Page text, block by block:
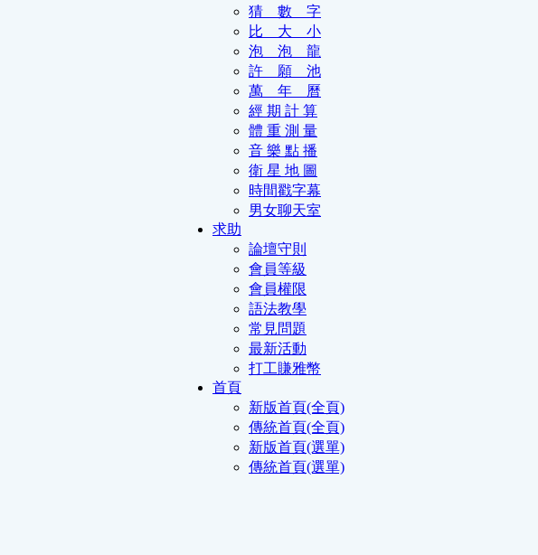
猜 數 字
比 大 小
泡 泡 龍
許 願 池
萬 年 曆
經 期 計 算
體 重 測 量
音 樂 點 播
衛 星 地 圖
時間戳字幕
男女聊天室
求助
論壇守則
會員等級
會員權限
語法教學
常見問題
最新活動
打工賺雅幣
首頁
新版首頁(全頁)
傳統首頁(全頁)
新版首頁(選單)
傳統首頁(選單)